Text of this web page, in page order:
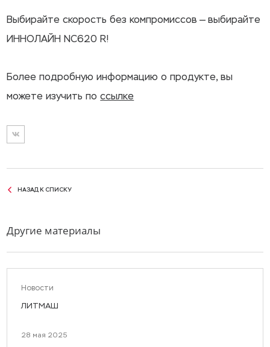
Выбирайте скорость без компромиссов — выбирайте
ИННОЛАЙН NC620 R!
Более подробную информацию о продукте, вы
можете изучить поссылке
НАЗАД К СПИСКУ
Другие материалы
Новости
ЛИТМАШ
28 мая 2025